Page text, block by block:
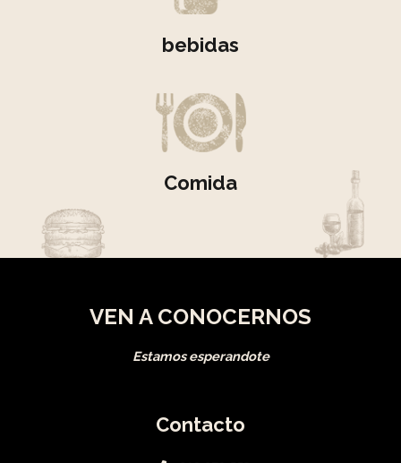
bebidas
Comida
VEN A CONOCERNOS
Estamos esperandote
Contacto